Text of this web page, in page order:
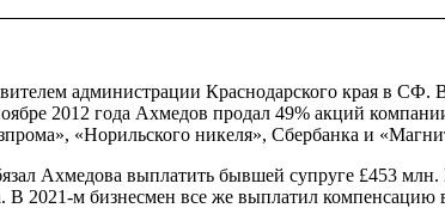
администрации Краснодарского края в СФ.
2012 года Ахмедов продал 49% акций
«Норильского никеля», Сбербанка и
Ахмедова выплатить бывшей супруге £453 млн.
В 2021-м бизнесмен все же выплатил компенсацию